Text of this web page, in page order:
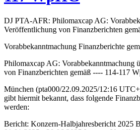
DJ PTA-AFR: Philomaxcap AG:
Veröffentlichung von Finanzberichten
Vorabbekanntmachung Finanzberichte
Philomaxcap AG: Vorabbekanntmachung
von Finanzberichten gemäß ---- 114-117
München (pta000/22.09.2025/12:16
gibt hiermit bekannt, dass folgende
werden:
Bericht: Konzern-Halbjahresbericht 2025